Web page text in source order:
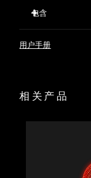
经临床验证，仅
短短两周内，痘
623 个光点精准
预先准备并进行
障。
包含
FAQ™ Red
收纳袋
用户手册
相关产品